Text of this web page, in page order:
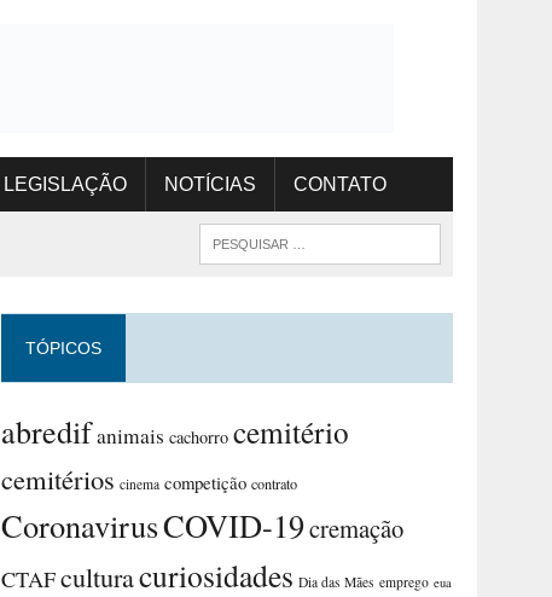
LEGISLAÇÃO NOTÍCIAS CONTATO
TÓPICOS
abredifanimais cachorro cemitério
cemitérios cinema competição contrato
CoronavirusCOVID-19cremação
CTAFculturacuriosidades Dia das Mães emprego eua